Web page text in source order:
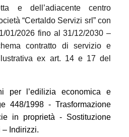
e dell’adiacente centro
“Certaldo Servizi srl” con
01/2026 fino al 31/12/2030 –
contratto di servizio e
ex art. 14 e 17 del
per l’edilizia economica e
448/1998 - Trasformazione
in proprietà - Sostituzione
Indirizzi.